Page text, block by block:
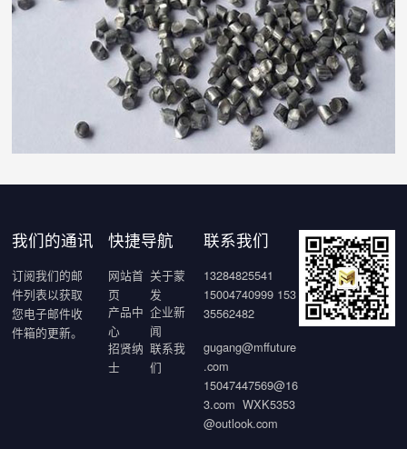
我们的通讯
订阅我们的邮
件列表以获取
您电子邮件收
件箱的更新。
快捷导航
网站首
页
关于蒙
发
产品中
心
企业新
闻
招贤纳
士
联系我
们
联系我们
13284825541
15004740999 153
35562482
gugang@mffuture
.com
15047447569@16
3.com WXK5353
@outlook.com